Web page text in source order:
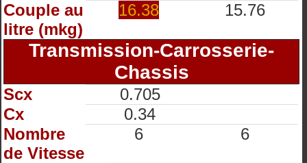
Couple au
litre (mkg)
16.38 15.76
Transmission-Carrosserie-
Chassis
Scx
0.705
Cx
0.34
Nombre
de Vitesse
6 6